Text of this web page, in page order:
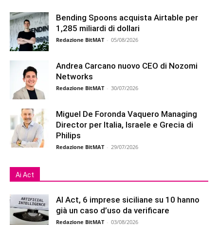
Bending Spoons acquista Airtable per
1,285 miliardi di dollari
Redazione BitMAT - 05/08/2026
Andrea Carcano nuovo CEO di Nozomi
Networks
Redazione BitMAT - 30/07/2026
Miguel De Foronda Vaquero Managing
Director per Italia, Israele e Grecia di
Philips
Redazione BitMAT - 29/07/2026
Ai Act
AI Act, 6 imprese siciliane su 10 hanno
già un caso d’uso da verificare
Redazione BitMAT - 03/08/2026